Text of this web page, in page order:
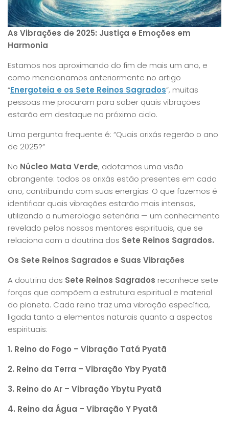
As Vibrações de 2025: Justiça e Emoções em
Harmonia
Estamos nos aproximando do fim de mais um ano, e
como mencionamos anteriormente no artigo
“Energoteia e os Sete Reinos Sagrados”, muitas
pessoas me procuram para saber quais vibrações
estarão em destaque no próximo ciclo.
Uma pergunta frequente é: “Quais orixás regerão o ano
de 2025?”
No Núcleo Mata Verde, adotamos uma visão
abrangente: todos os orixás estão presentes em cada
ano, contribuindo com suas energias. O que fazemos é
identificar quais vibrações estarão mais intensas,
utilizando a numerologia setenária — um conhecimento
revelado pelos nossos mentores espirituais, que se
relaciona com a doutrina dos Sete Reinos Sagrados.
Os Sete Reinos Sagrados e Suas Vibrações
A doutrina dos Sete Reinos Sagrados reconhece sete
forças que compõem a estrutura espiritual e material
do planeta. Cada reino traz uma vibração específica,
ligada tanto a elementos naturais quanto a aspectos
espirituais:
1. Reino do Fogo – Vibração Tatá Pyatã
2. Reino da Terra – Vibração Yby Pyatã
3. Reino do Ar – Vibração Ybytu Pyatã
4. Reino da Água – Vibração Y Pyatã